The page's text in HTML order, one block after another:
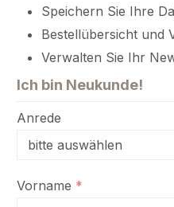
Speichern Sie Ihre
Bestellübersicht und
Verwalten Sie Ihr
Ich bin Neukunde!
Persönliche
Anrede
Vorname *